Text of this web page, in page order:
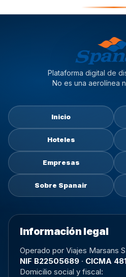
Plataforma digital de
No es una aerolínea
Inicio
Hoteles
Empresas
Sobre Spanair
Información legal
Operado por Viajes Marsans
NIF B22505689 · CICMA
Domicilio social y fiscal: